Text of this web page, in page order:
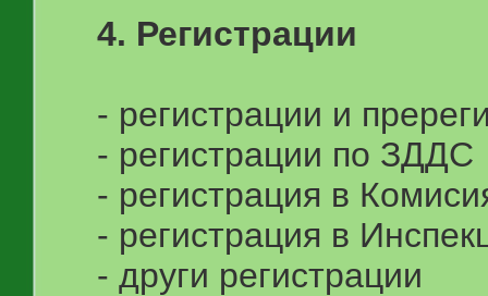
4. Регистрации
- регистрации и
- регистрации по ЗДДС
- регистрация в
- регистрация в
- други регистрации